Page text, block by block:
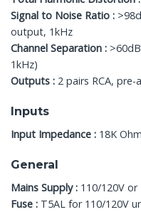
Signal to Noise Ratio :
output, 1kHz
Channel Separation :
1kHz)
Outputs : 2 pairs RCA,
Inputs
Input Impedance : 18K
General
Mains Supply : 110/120V
Fuse : T5AL for 110/120V